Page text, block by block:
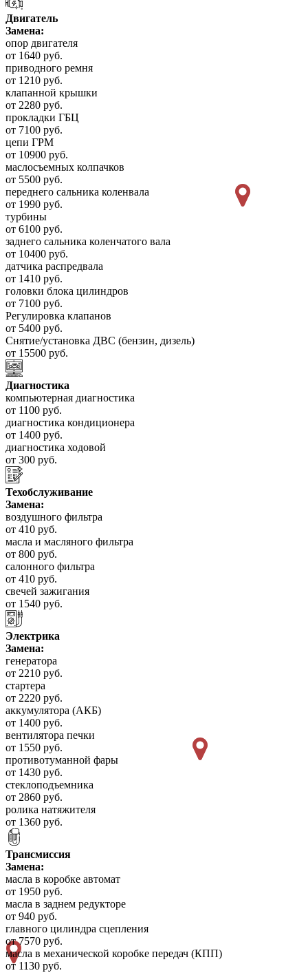
Двигатель
Замена:
опор двигателя
от 1640 руб.
приводного ремня
от 1210 руб.
клапанной крышки
от 2280 руб.
прокладки ГБЦ
от 7100 руб.
цепи ГРМ
от 10900 руб.
маслосъемных колпачков
от 5500 руб.
переднего сальника коленвала
от 1990 руб.
турбины
от 6100 руб.
заднего сальника коленчатого вала
от 10400 руб.
датчика распредвала
от 1410 руб.
головки блока цилиндров
от 7100 руб.
Регулировка клапанов
от 5400 руб.
Снятие/установка ДВС (бензин, дизель)
от 15500 руб.
Диагностика
компьютерная диагностика
от 1100 руб.
диагностика кондиционера
от 1400 руб.
диагностика ходовой
от 300 руб.
Техобслуживание
Замена:
воздушного фильтра
от 410 руб.
масла и масляного фильтра
от 800 руб.
салонного фильтра
от 410 руб.
свечей зажигания
от 1540 руб.
Электрика
Замена:
генератора
от 2210 руб.
стартера
от 2220 руб.
аккумулятора (АКБ)
от 1400 руб.
вентилятора печки
от 1550 руб.
противотуманной фары
от 1430 руб.
стеклоподъемника
от 2860 руб.
ролика натяжителя
от 1360 руб.
Трансмиссия
Замена:
масла в коробке автомат
от 1950 руб.
масла в заднем редукторе
от 940 руб.
главного цилиндра сцепления
от 7570 руб.
масла в механической коробке передач (КПП)
от 1130 руб.